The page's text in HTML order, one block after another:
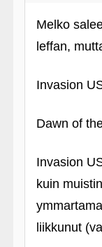
Melko
leffan,
Invasion
Dawn of
Invasion
kuin
liikkunut